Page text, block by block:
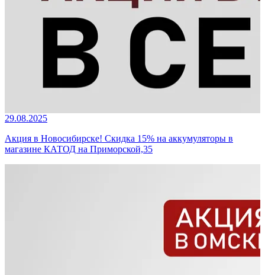
29.08.2025
Акция в Новосибирске! Скидка 15% на аккумуляторы в
магазине КАТОД на Приморской,35